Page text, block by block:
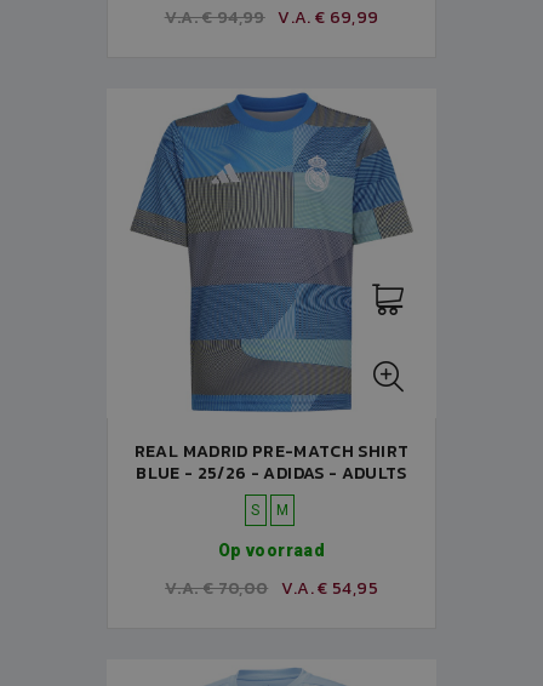
V.A. € 94,99 V.A. € 69,99
REAL MADRID PRE-MATCH SHIRT
BLUE - 25/26 - ADIDAS - ADULTS
S M
Op voorraad
V.A. € 70,00 V.A. € 54,95